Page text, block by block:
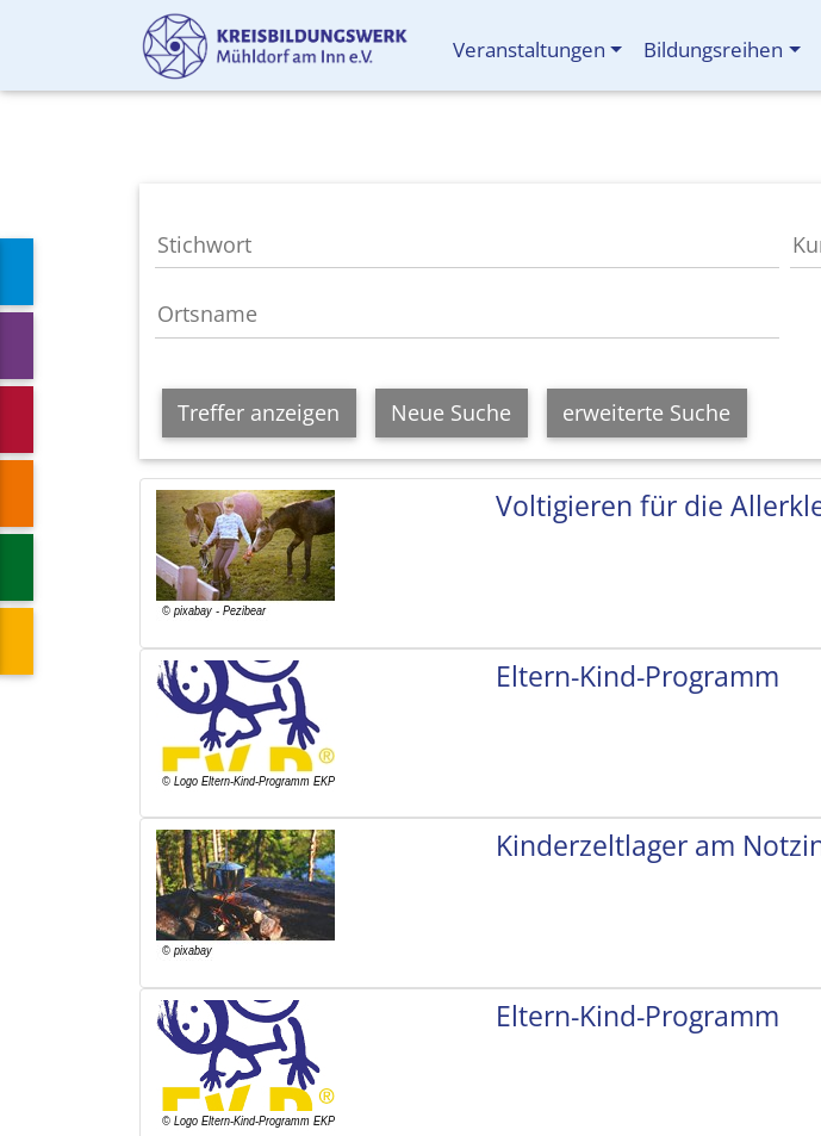
Veranstaltungen Bildungsreihen
Treffer anzeigen Neue Suche erweiterte Suche
Voltigieren für die
Eltern-Kind-Programm
Kinderzeltlager am
Eltern-Kind-Programm